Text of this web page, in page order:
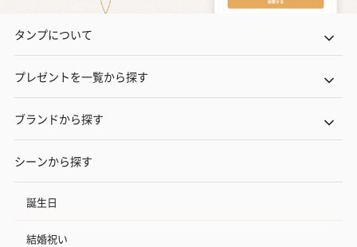
タンプについて
プレゼントを一覧から探す
ブランドから探す
シーンから探す
誕生日
結婚祝い